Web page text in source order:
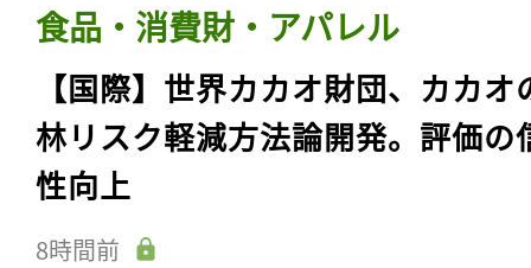
食品・消費財・アパレル
【国際】世界カカオ財団、カカオ
林リスク軽減方法論開発。評価の
性向上
8時間前